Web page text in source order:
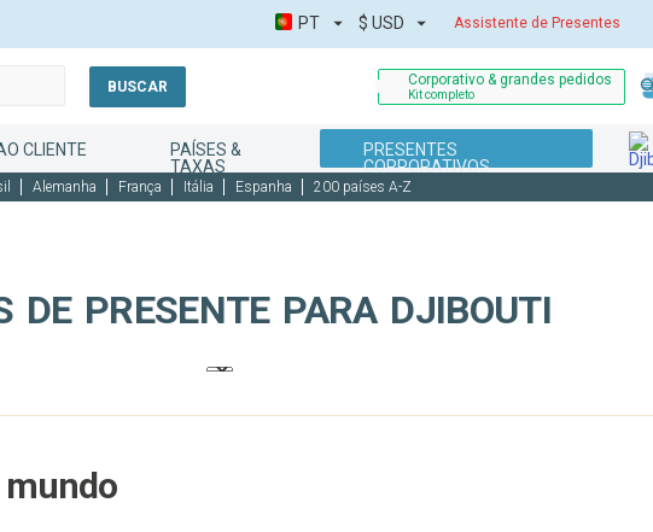
Assistente de Presentes
PT $ USD
BUSCAR Corporativo & grandes pedidos
Kit completo
CLIENTE
PAÍSES &
TAXAS
PRESENTES
CORPORATIVOS
Alemanha França Itália Espanha 200 países A-Z
DE PRESENTE PARA DJIBOUTI
mundo